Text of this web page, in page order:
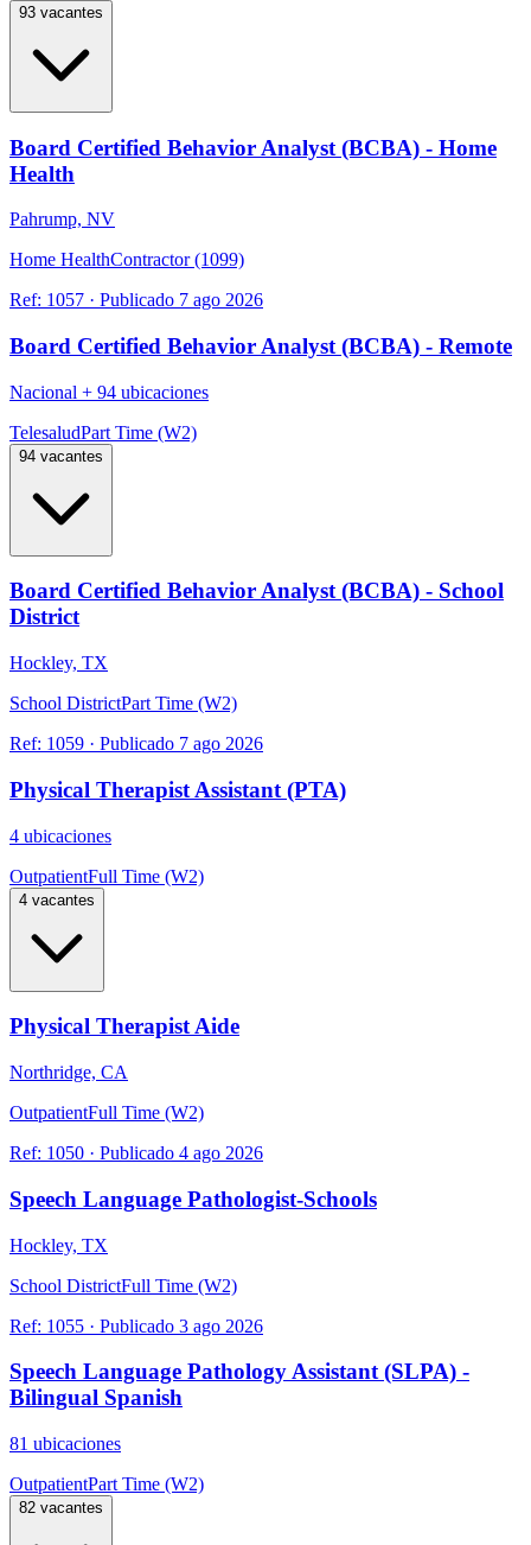
93 vacantes
Board Certified Behavior Analyst (BCBA) - Home
Health
Pahrump, NV
Home HealthContractor (1099)
Ref: 1057 · Publicado 7 ago 2026
Board Certified Behavior Analyst (BCBA) - Remote
Nacional + 94 ubicaciones
TelesaludPart Time (W2)
94 vacantes
Board Certified Behavior Analyst (BCBA) - School
District
Hockley, TX
School DistrictPart Time (W2)
Ref: 1059 · Publicado 7 ago 2026
Physical Therapist Assistant (PTA)
4 ubicaciones
OutpatientFull Time (W2)
4 vacantes
Physical Therapist Aide
Northridge, CA
OutpatientFull Time (W2)
Ref: 1050 · Publicado 4 ago 2026
Speech Language Pathologist-Schools
Hockley, TX
School DistrictFull Time (W2)
Ref: 1055 · Publicado 3 ago 2026
Speech Language Pathology Assistant (SLPA) -
Bilingual Spanish
81 ubicaciones
OutpatientPart Time (W2)
82 vacantes